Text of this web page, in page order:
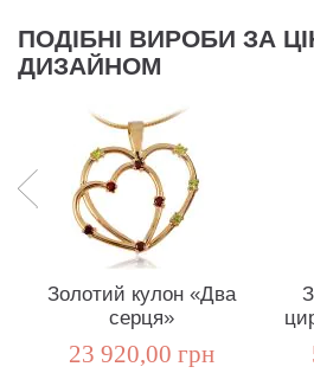
ПОДІБНІ ВИРОБИ ЗА
ДИЗАЙНОМ
Золотий кулон «Два
серця»
23 920,00 грн